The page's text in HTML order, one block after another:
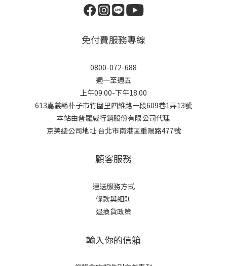
免付費服務專線
0800-072-688
週一至週五
上午09:00-下午18:00
613嘉義縣朴子市竹圍里四維路一段609巷1弄13號
本站由普羅威行銷股份有限公司代理
京美總公司地址:台北市南港區重陽路477號
顧客服務
運送服務方式
條款與細則
退換貨政策
輸入你的信箱